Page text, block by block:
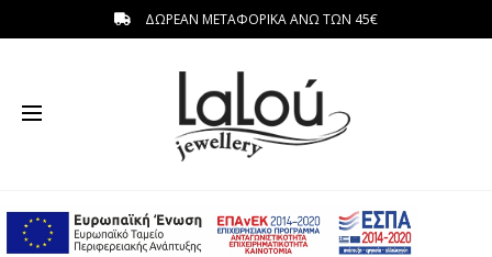
ΔΩΡΕΑΝ ΜΕΤΑΦΟΡΙΚΑ ΑΝΩ ΤΩΝ 45€